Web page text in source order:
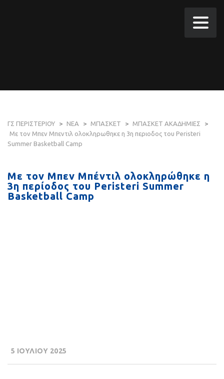
ΓΣ ΠΕΡΙΣΤΕΡΙΟΥ > ΝΕΑ > ΜΠΑΣΚΕΤ > ΜΠΑΣΚΕΤ ΑΚΑΔΗΜΙΕΣ
>
Με τον Μπεν Μπεντιλ ολοκληρωθηκε η 3η περιοδος του Peristeri
Summer Basketball Camp
Με τον Μπεν Μπέντιλ ολοκληρώθηκε η
3η περίοδος του Peristeri Summer
Basketball Camp
5 ΙΟΥΛΙΟΥ 2025